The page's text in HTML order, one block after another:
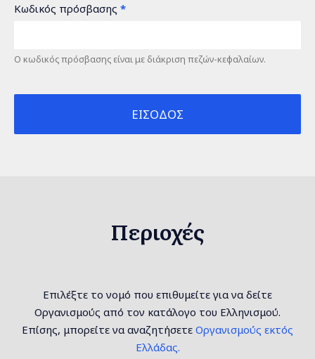
Κωδικός πρόσβασης *
Ο κωδικός πρόσβασης είναι με διάκριση πεζών-κεφαλαίων.
Περιοχές
Επιλέξτε το νομό που επιθυμείτε για να δείτε
Οργανισμούς από τον κατάλογο του Ελληνισμού.
Επίσης, μπορείτε να αναζητήσετε Οργανισμούς εκτός
Ελλάδας.